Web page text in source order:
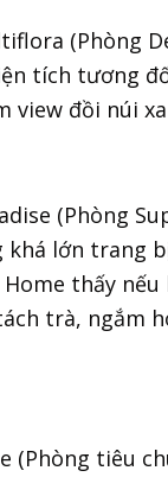
(Phòng
tích tương
view đồi núi
(Phòng
khá lớn trang
thấy nếu
trà, ngắm
(Phòng tiêu